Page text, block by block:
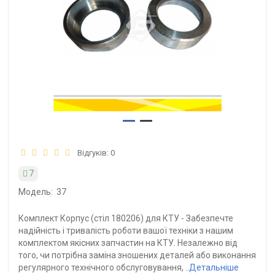
Відгуків: 0
7
Модель: 37
Комплект Корпус (стіл 180206) для КТУ - Забезпечте
надійність і тривалість роботи вашої техніки з нашим
комплектом якісних запчастин на КТУ. Незалежно від
того, чи потрібна заміна зношених деталей або виконання
регулярного технічного обслуговування, .. Детальніше